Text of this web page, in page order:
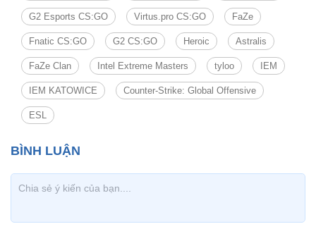
G2 Esports CS:GO Virtus.pro CS:GO FaZe
Fnatic CS:GO G2 CS:GO Heroic Astralis
FaZe Clan Intel Extreme Masters tyloo IEM
IEM KATOWICE Counter-Strike: Global Offensive
ESL